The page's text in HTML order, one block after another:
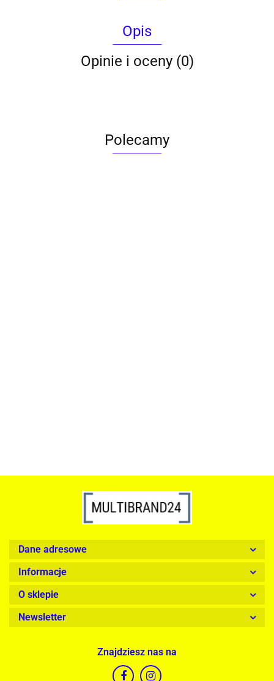
Opis
Opinie i oceny (0)
Polecamy
Dane adresowe
Informacje
O sklepie
Newsletter
Znajdziesz nas na